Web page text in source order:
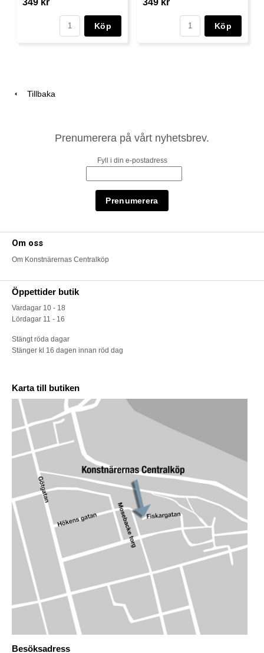
Köp Köp
Tillbaka
Prenumerera på vårt nyhetsbrev.
Fyll i din e-postadress
Om oss
Om Konstnärernas Centralköp
Öppettider butik
Vardagar 10 - 18
Lördagar 11 - 16
Stängt röda dagar
Stänger kl 16 dagen innan röd dag
Karta till butiken
Besöksadress